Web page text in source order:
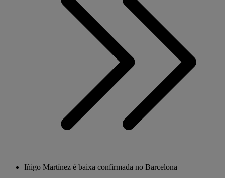
Iñigo Martínez é baixa confirmada no Barcelona